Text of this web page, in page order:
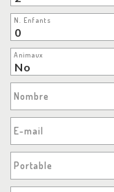
N. Enfants
Animaux
Nombre
E-mail
Portable